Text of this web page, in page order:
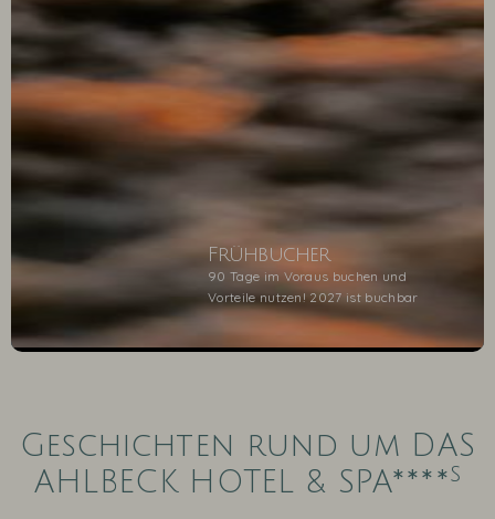
Frühbucher
90 Tage im Voraus buchen und
Vorteile nutzen! 2027 ist buchbar
Geschichten rund um DAS
AHLBECK HOTEL & SPA****s